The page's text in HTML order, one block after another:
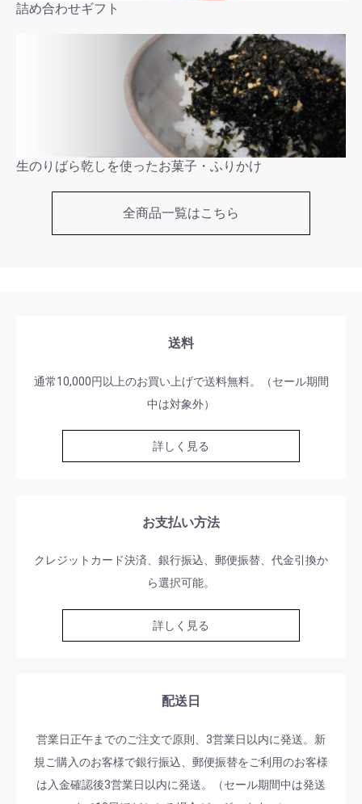
詰め合わせギフト
生のりばら乾しを使ったお菓子・ふりかけ
全商品一覧はこちら
送料
通常10,000円以上のお買い上げで送料無料。（セール期間
中は対象外）
詳しく見る
お支払い方法
クレジットカード決済、銀行振込、郵便振替、代金引換か
ら選択可能。
詳しく見る
配送日
営業日正午までのご注文で原則、3営業日以内に発送。新
規ご購入のお客様で銀行振込、郵便振替をご利用のお客様
は入金確認後3営業日以内に発送。（セール期間中は発送